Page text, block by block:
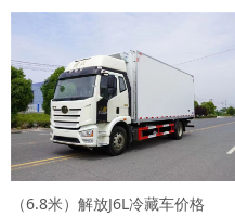
（6.8米）解放J6L冷藏车价格